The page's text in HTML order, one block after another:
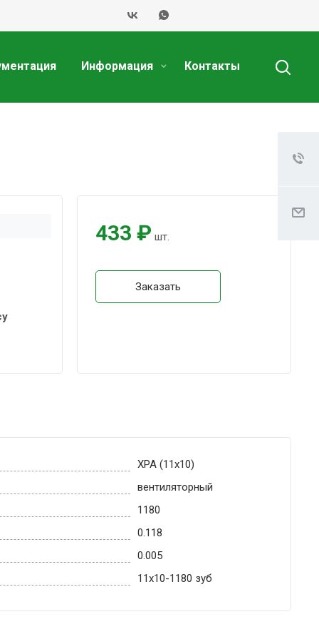
Информация Контакты
433 ₽ шт.
Заказать
XPA (11x10)
вентиляторный
1180
0.118
0.005
11х10-1180 зуб